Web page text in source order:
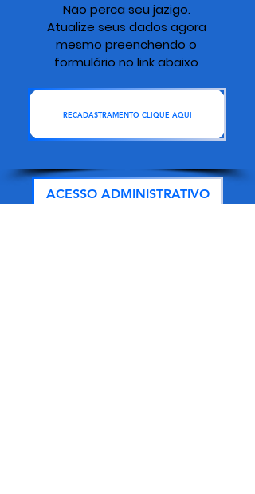
Não perca seu jazigo.
Atualize seus dados agora
mesmo preenchendo o
formulário no link abaixo
RECADASTRAMENTO CLIQUE AQUI
ACESSO ADMINISTRATIVO